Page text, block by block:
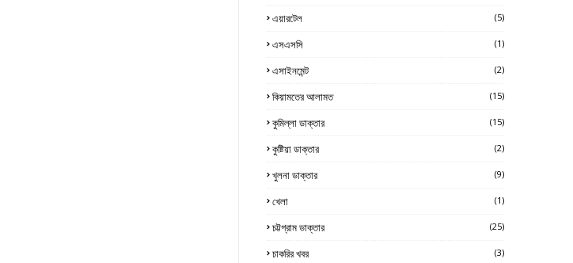
এয়ারটেল (5)
এসএসসি (1)
এসাইনমেন্ট (2)
কিয়ামতের আলামত (15)
কুমিল্লা ডাক্তার (15)
কুষ্টিয়া ডাক্তার (2)
খুলনা ডাক্তার (9)
খেলা (1)
চট্টগ্রাম ডাক্তার (25)
চাকরির খবর (3)